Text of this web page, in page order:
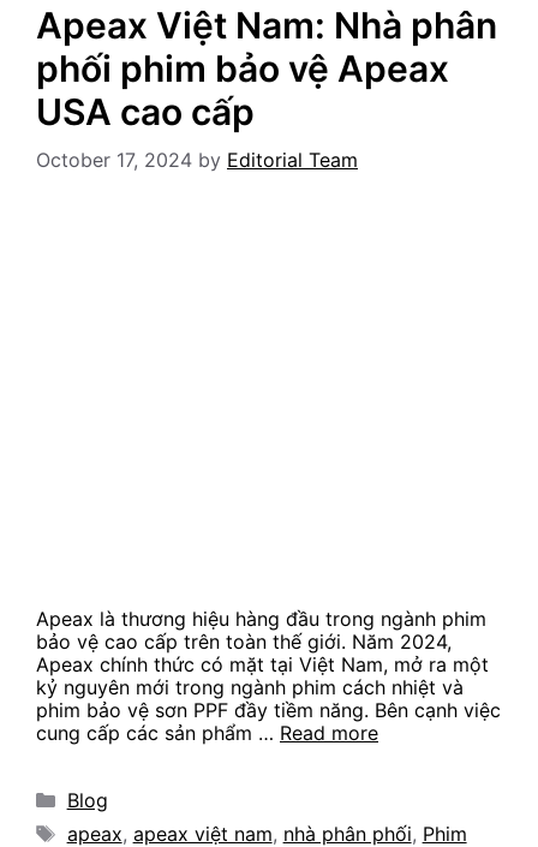
Apeax Việt Nam: Nhà phân
phối phim bảo vệ Apeax
USA cao cấp
October 17, 2024 by Editorial Team
Apeax là thương hiệu hàng đầu trong ngành phim
bảo vệ cao cấp trên toàn thế giới. Năm 2024,
Apeax chính thức có mặt tại Việt Nam, mở ra một
kỷ nguyên mới trong ngành phim cách nhiệt và
phim bảo vệ sơn PPF đầy tiềm năng. Bên cạnh việc
cung cấp các sản phẩm … Read more
Categories
Blog
Tags
apeax, apeax việt nam, nhà phân phối, Phim